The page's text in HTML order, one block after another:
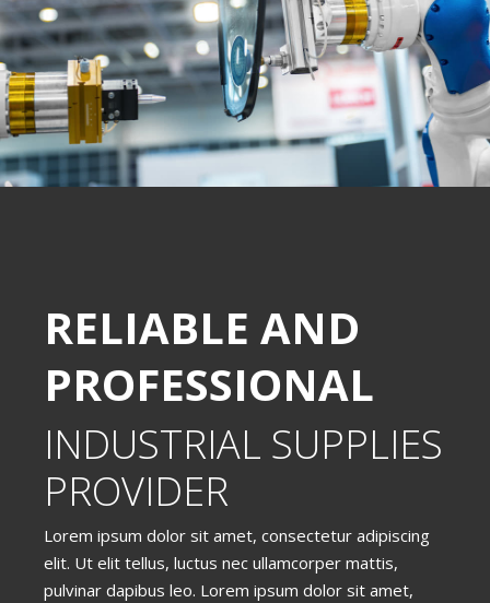
RELIABLE AND
PROFESSIONAL
INDUSTRIAL SUPPLIES
PROVIDER
Lorem ipsum dolor sit amet, consectetur adipiscing
elit. Ut elit tellus, luctus nec ullamcorper mattis,
pulvinar dapibus leo. Lorem ipsum dolor sit amet,